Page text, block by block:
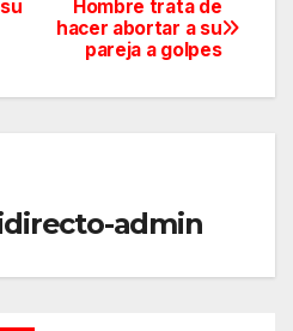
Hombre trata de
hacer abortar a su
pareja a golpes
admin